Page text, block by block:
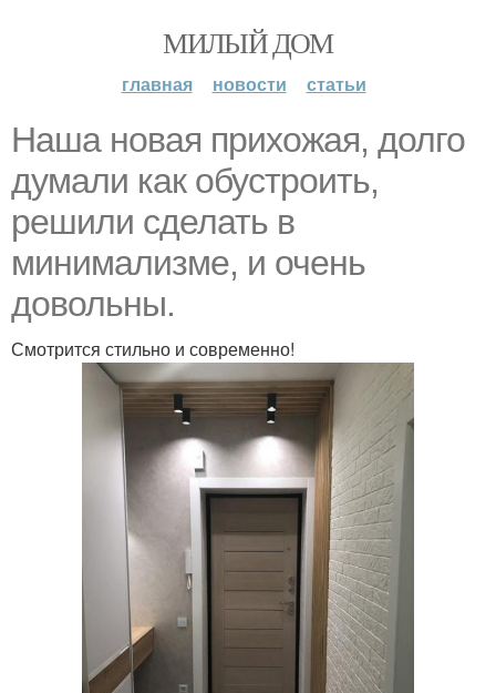
МИЛЫЙ ДОМ
главная новости статьи
Наша новая прихожая, долго
думали как обустроить,
решили сделать в
минимализме, и очень
довольны.
Смотрится стильно и современно!